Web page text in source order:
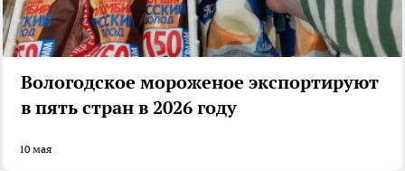
Вологодское мороженое экспортируют
в пять стран в 2026 году
10 мая